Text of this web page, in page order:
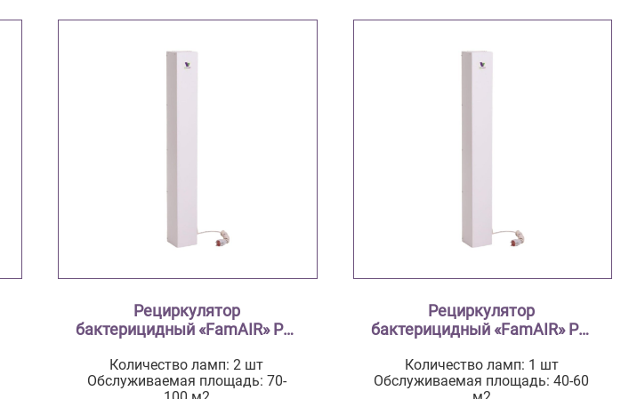
Рециркулятор
бактерицидный «FamAIR» Pro
Количество ламп: 2 шт
Обслуживаемая площадь: 70-
Рециркулятор
бактерицидный «FamAIR» Pro
Количество ламп: 1 шт
Обслуживаемая площадь: 40-60